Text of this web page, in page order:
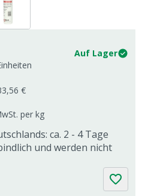
Auf Lager
€
per kg
ca. 2 - 4 Tage
und werden nicht